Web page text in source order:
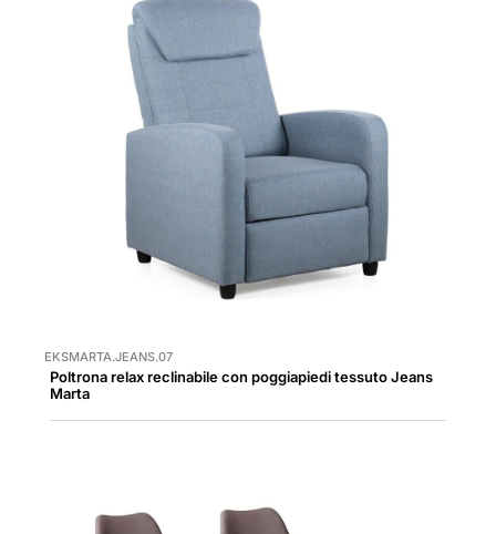
EKSMARTA.JEANS.07
Poltrona relax reclinabile con poggiapiedi tessuto Jeans
Marta